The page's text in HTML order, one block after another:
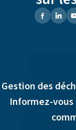
Gestion des
Informez-vous